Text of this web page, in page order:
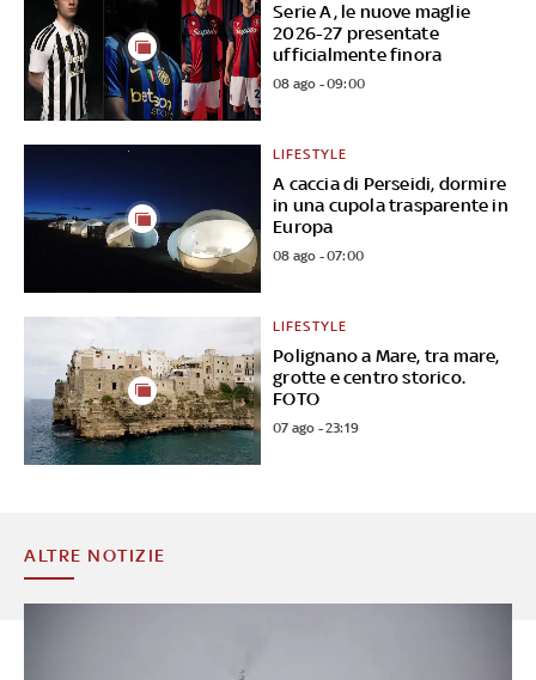
Serie A, le nuove maglie
2026-27 presentate
ufficialmente finora
08 ago - 09:00
A caccia di Perseidi, dormire
in una cupola trasparente in
Europa
LIFESTYLE
08 ago - 07:00
Polignano a Mare, tra mare,
grotte e centro storico.
FOTO
LIFESTYLE
07 ago - 23:19
ALTRE NOTIZIE